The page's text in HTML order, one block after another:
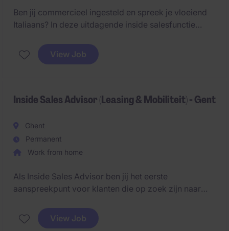
Ben jij commercieel ingesteld en spreek je vloeiend
Italiaans? In deze uitdagende inside salesfunctie
klantenbestand binnen de Italiaanse markt en bouw
je mee aan duurzame commerciële relaties.
View Job
Inside Sales Advisor (Leasing & Mobiliteit) - Gent
Ghent
Permanent
Work from home
Als Inside Sales Advisor ben jij het eerste
aanspreekpunt voor klanten die op zoek zijn naar
commerciële flair met advies op maat en begeleidt
klanten van eerste contact tot deal.
View Job